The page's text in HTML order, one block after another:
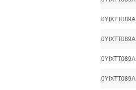
0YIXTT089A
0YIXTT089A
0YIXTT089A
0YIXTT089A